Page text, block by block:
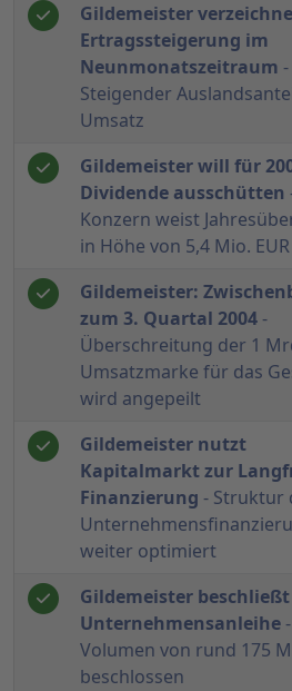
Gildemeister
Ertragssteigerung im
Neunmonatszeitraum -
Steigender
Umsatz
Gildemeister will für
Dividende ausschütten
Konzern weist
in Höhe von 5,4 Mio.
Gildemeister:
zum 3. Quartal 2004 -
Überschreitung der 1
Umsatzmarke für das
wird angepeilt
Gildemeister nutzt
Kapitalmarkt zur
Finanzierung - Struktur
weiter optimiert
Gildemeister beschließt
Unternehmensanleihe -
Volumen von rund 175
beschlossen